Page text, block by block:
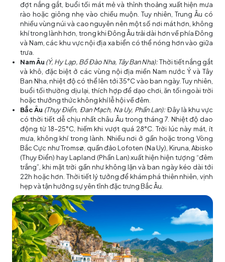
đợt nắng gắt, buổi tối mát mẻ và thỉnh thoảng xuất hiện mưa
rào hoặc giông nhẹ vào chiều muộn. Tuy nhiên, Trung Âu có
nhiều vùng núi và cao nguyên nên một số nơi mát hơn, không
khí trong lành hơn, trong khi Đông Âu trải dài hơn về phía Đông
và Nam, các khu vực nội địa xa biển có thể nóng hơn vào giữa
trưa.
Nam Âu (Ý, Hy Lạp, Bồ Đào Nha, Tây Ban Nha):Thời tiết nắng gắt
và khô, đặc biệt ở các vùng nội địa miền Nam nước Ý và Tây
Ban Nha, nhiệt độ có thể lên tới 35°C vào ban ngày. Tuy nhiên,
buổi tối thường dịu lại, thích hợp để dạo chơi, ăn tối ngoài trời
hoặc thưởng thức không khí lễ hội về đêm.
Bắc Âu (Thụy Điển, Đan Mạch, Na Uy, Phần Lan): Đây là khu vực
có thời tiết dễ chịu nhất châu Âu trong tháng 7. Nhiệt độ dao
động từ 18–25°C, hiếm khi vượt quá 28°C. Trời lúc này mát, ít
mưa, không khí trong lành. Nhiều nơi ở gần hoặc trong Vòng
Bắc Cực như Tromsø, quần đảo Lofoten (Na Uy), Kiruna, Abisko
(Thụy Điển) hay Lapland (Phần Lan) xuất hiện hiện tượng “đêm
trắng”, khi mặt trời gần như không lặn và ban ngày kéo dài tới
22h hoặc hơn. Thời tiết lý tưởng để khám phá thiên nhiên, vịnh
hẹp và tận hưởng sự yên tĩnh đặc trưng Bắc Âu.